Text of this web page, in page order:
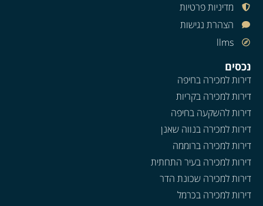
מדיניות פרטיות
הצהרת נגישות
llms
נכסים
דירות למכירה בחיפה
דירות למכירה בקריות
דירות להשקעה בחיפה
דירות למכירה בנווה שאנן
דירות למכירה ברוממה
דירות למכירה בעיר התחתית
דירות למכירה שכונת הדר
דירות למכירה בכרמל